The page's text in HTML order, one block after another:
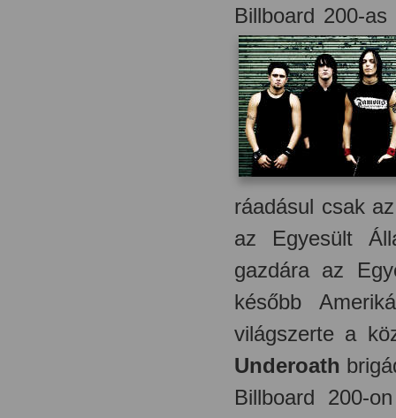
Billboard 200-
ráadásul csak
az Egyesült
gazdára az
később
világszerte a
Underoath
Billboard 200-